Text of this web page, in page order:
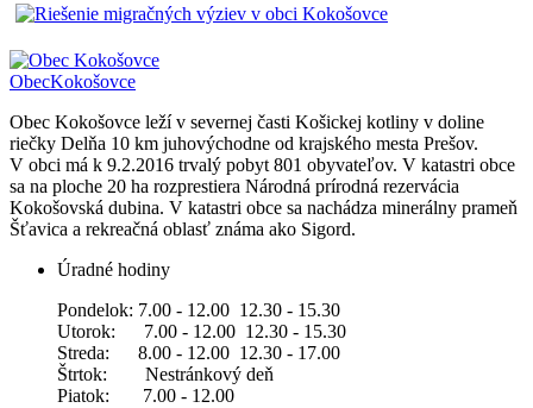
ObecKokošovce
Obec Kokošovce leží v severnej časti Košickej kotliny v doline
riečky Delňa 10 km juhovýchodne od krajského mesta Prešov.
V obci má k 9.2.2016 trvalý pobyt 801 obyvateľov. V katastri obce
sa na ploche 20 ha rozprestiera Národná prírodná rezervácia
Kokošovská dubina. V katastri obce sa nachádza minerálny prameň
Šťavica a rekreačná oblasť známa ako Sigord.
Úradné hodiny
Pondelok: 7.00 - 12.00 12.30 - 15.30
Utorok: 7.00 - 12.00 12.30 - 15.30
Streda: 8.00 - 12.00 12.30 - 17.00
Štrtok: Nestránkový deň
Piatok: 7.00 - 12.00